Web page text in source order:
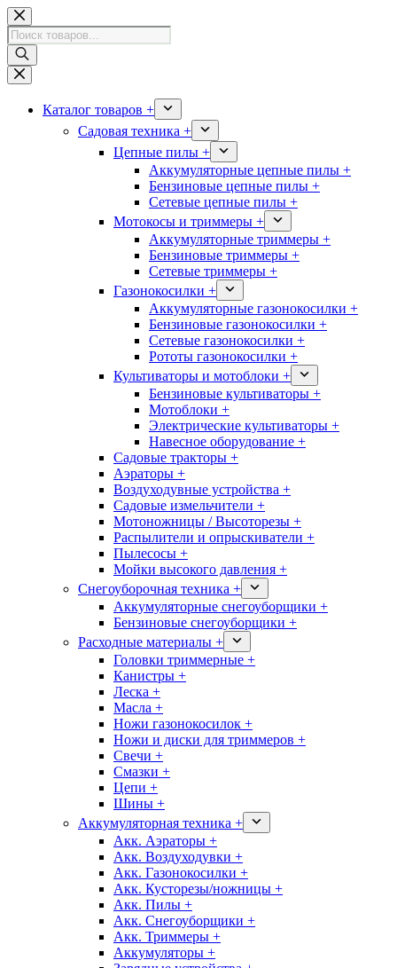
Перейти
к
сути
Поиск
товаров
Каталог товаров +
Садовая техника +
Цепные пилы +
Аккумуляторные цепные пилы +
Бензиновые цепные пилы +
Сетевые цепные пилы +
Мотокосы и триммеры +
Аккумуляторные триммеры +
Бензиновые триммеры +
Сетевые триммеры +
Газонокосилки +
Аккумуляторные газонокосилки +
Бензиновые газонокосилки +
Сетевые газонокосилки +
Рототы газонокосилки +
Культиваторы и мотоблоки +
Бензиновые культиваторы +
Мотоблоки +
Электрические культиваторы +
Навесное оборудование +
Садовые тракторы +
Аэраторы +
Воздуходувные устройства +
Садовые измельчители +
Мотоножницы / Высоторезы +
Распылители и опрыскиватели +
Пылесосы +
Мойки высокого давления +
Снегоуборочная техника +
Аккумуляторные снегоуборщики +
Бензиновые снегоуборщики +
Расходные материалы +
Головки триммерные +
Канистры +
Леска +
Масла +
Ножи газонокосилок +
Ножи и диски для триммеров +
Свечи +
Смазки +
Цепи +
Шины +
Аккумуляторная техника +
Акк. Аэраторы +
Акк. Воздуходувки +
Акк. Газонокосилки +
Акк. Кусторезы/ножницы +
Акк. Пилы +
Акк. Снегоуборщики +
Акк. Триммеры +
Аккумуляторы +